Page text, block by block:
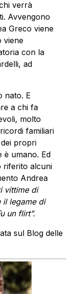
verrà
Avvengono
Greco viene
viene
con la
ad
nato. E
a chi fa
molto
familiari
propri
è umano. Ed
riferito alcuni
Andrea
vittime di
il legame di
un flirt”.
sul Blog delle